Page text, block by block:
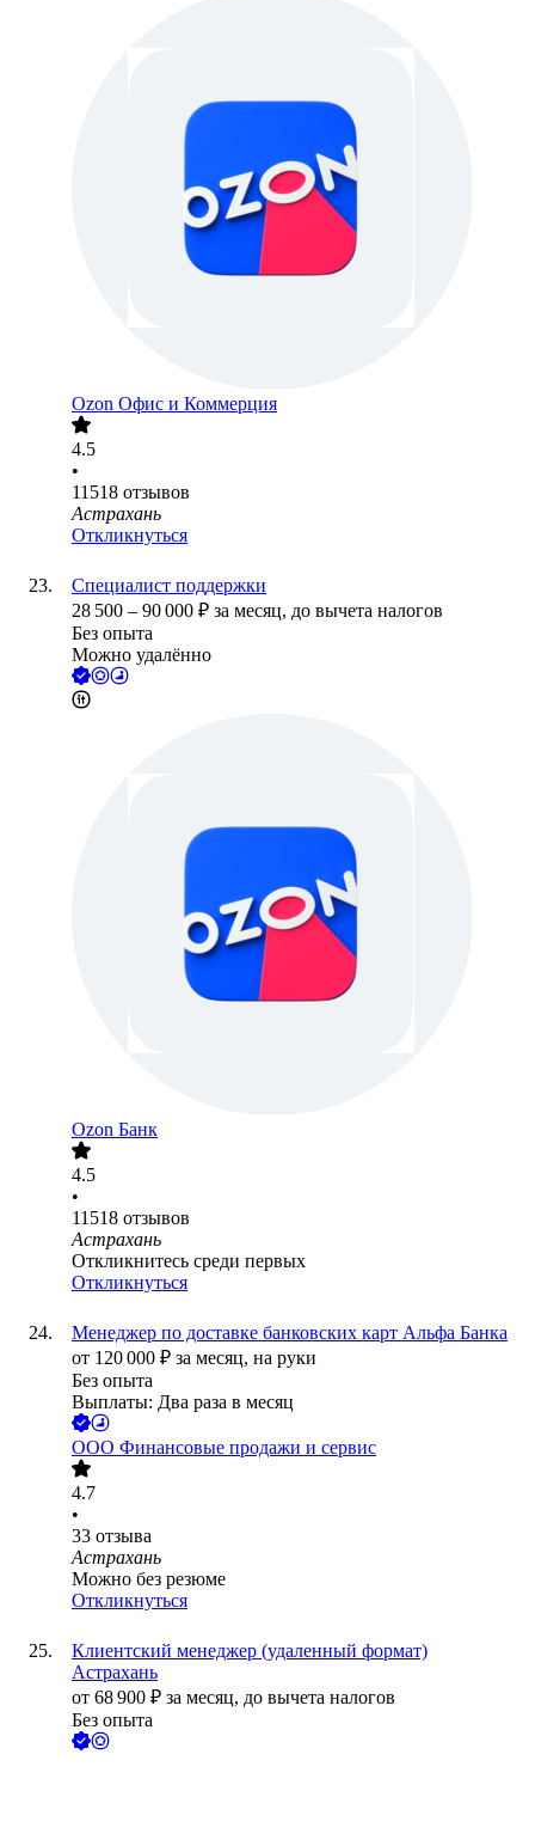
Ozon Офис и Коммерция
4.5
•
11518 отзывов
Астрахань
Откликнуться
Специалист поддержки
28 500 – 90 000 ₽ за месяц, до вычета налогов
Без опыта
Можно удалённо
Ozon Банк
4.5
•
11518 отзывов
Астрахань
Откликнитесь среди первых
Откликнуться
Менеджер по доставке банковских карт Альфа Банка
от 120 000 ₽ за месяц, на руки
Без опыта
Выплаты: Два раза в месяц
ООО Финансовые продажи и сервис
4.7
•
33 отзыва
Астрахань
Можно без резюме
Откликнуться
Клиентский менеджер (удаленный формат)
Астрахань
от 68 900 ₽ за месяц, до вычета налогов
Без опыта